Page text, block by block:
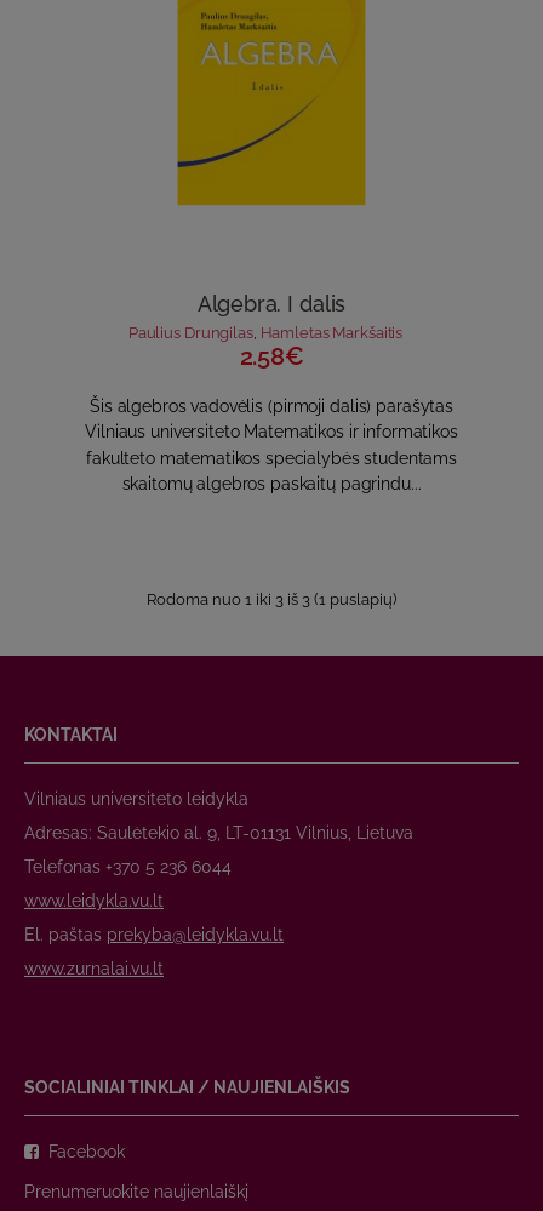
Algebra. I dalis
Paulius Drungilas, Hamletas Markšaitis
2.58€
Šis algebros vadovėlis (pirmoji dalis) parašytas
Vilniaus universiteto Matematikos ir informatikos
fakulteto matematikos specialybės studentams
skaitomų algebros paskaitų pagrindu...
Rodoma nuo 1 iki 3 iš 3 (1 puslapių)
KONTAKTAI
Vilniaus universiteto leidykla
Adresas: Saulėtekio al. 9, LT-01131 Vilnius, Lietuva
Telefonas +370 5 236 6044
www.leidykla.vu.lt
El. paštas prekyba@leidykla.vu.lt
www.zurnalai.vu.lt
SOCIALINIAI TINKLAI / NAUJIENLAIŠKIS
Facebook
Prenumeruokite naujienlaiškį